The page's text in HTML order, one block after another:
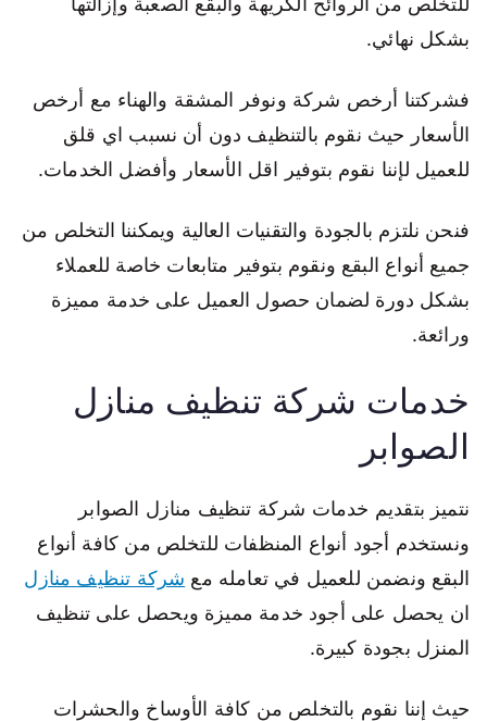
بشكل نهائي.
فشركتنا أرخص شركة ونوفر المشقة والهناء مع أرخص
الأسعار حيث نقوم بالتنظيف دون أن نسبب اي قلق
للعميل لإننا نقوم بتوفير اقل الأسعار وأفضل الخدمات.
فنحن نلتزم بالجودة والتقنيات العالية ويمكننا التخلص من
جميع أنواع البقع ونقوم بتوفير متابعات خاصة للعملاء
بشكل دورة لضمان حصول العميل على خدمة مميزة
ورائعة.
خدمات شركة تنظيف منازل
الصوابر
نتميز بتقديم خدمات شركة تنظيف منازل الصوابر
ونستخدم أجود أنواع المنظفات للتخلص من كافة أنواع
البقع ونضمن للعميل في تعامله مع شركة تنظيف منازل
ان يحصل على أجود خدمة مميزة ويحصل على تنظيف
المنزل بجودة كبيرة.
حيث إننا نقوم بالتخلص من كافة الأوساخ والحشرات